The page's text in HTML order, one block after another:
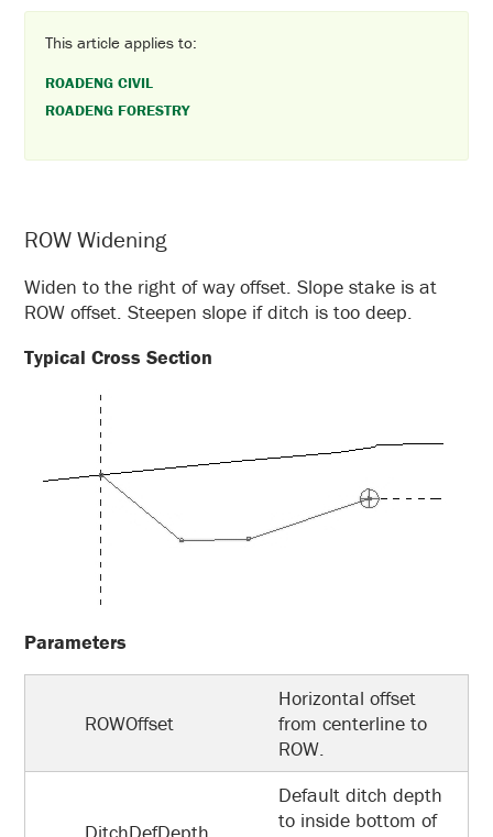
This article applies to:
ROADENG CIVIL
ROADENG FORESTRY
ROW Widening
Widen to the right of way offset. Slope stake is at
ROW offset. Steepen slope if ditch is too deep.
Typical Cross Section
Parameters
ROWOffset
Horizontal offset
from centerline to
ROW.
DitchDefDepth
Default ditch depth
to inside bottom of